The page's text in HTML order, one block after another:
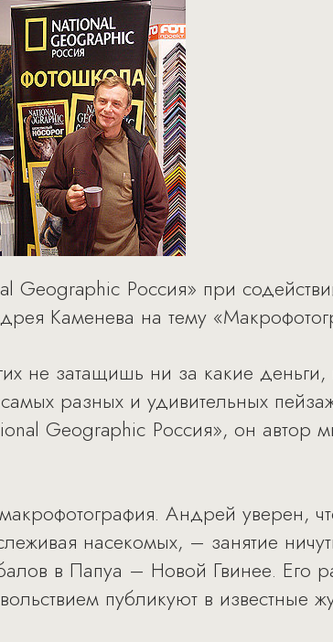
Geographic Россия» при
Каменева на тему
не затащишь ни за какие деньги,
самых разных и удивительных
Geographic Россия», он автор
Андрей уверен,
насекомых, – занятие
в Папуа – Новой Гвинее. Его
публикуют в известные